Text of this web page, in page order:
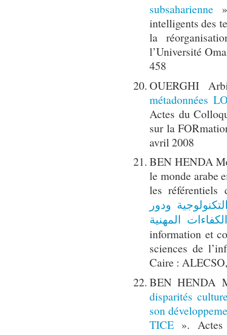
subsaharienne
intelligents des
la
l’Université
458
OUERGHI
métadonnées
Actes du
sur la
avril 2008
BEN HENDA
le monde arabe
les
ودور
المهنية
information et
sciences de
Caire :
BEN HENDA
disparités
son
TICE ». Actes